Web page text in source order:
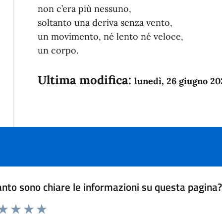
non c’era più nessuno,
soltanto una deriva senza vento,
un movimento, né lento né veloce,
un corpo.
Ultima modifica: lunedì, 26 giugno
sono chiare le informazioni su questa pagina?
da 1 a 5 stelle la pagina